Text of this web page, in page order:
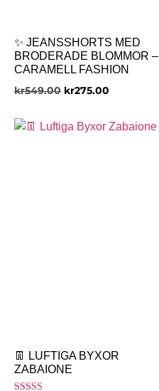
✨ JEANSSHORTS MED
BRODERADE BLOMMOR –
CARAMELL FASHION
kr549.00 kr275.00
👖 LUFTIGA BYXOR
ZABAIONE